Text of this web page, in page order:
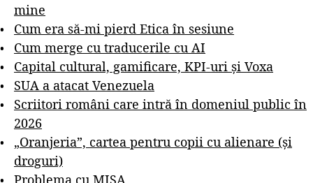
mine
Cum era să-mi pierd Etica în sesiune
Cum merge cu traducerile cu AI
Capital cultural, gamificare, KPI-uri și Voxa
SUA a atacat Venezuela
Scriitori români care intră în domeniul public în
2026
„Oranjeria”, cartea pentru copii cu alienare (și
droguri)
Problema cu MISA